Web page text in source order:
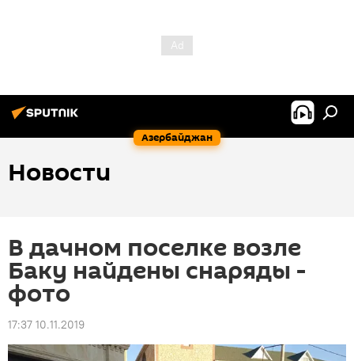
Азербайджан
Новости
В дачном поселке возле
Баку найдены снаряды -
фото
17:37 10.11.2019